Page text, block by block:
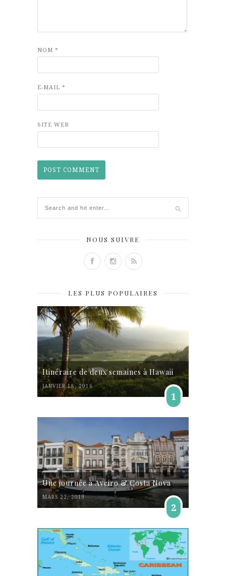
NOM *
E-MAIL *
SITE WEB
NOUS SUIVRE
LES PLUS POPULAIRES
Itinéraire de deux semaines à Hawaii
JANVIER 18, 2016
1
Une journée à Aveiro & Costa Nova
MARS 22, 2019
2